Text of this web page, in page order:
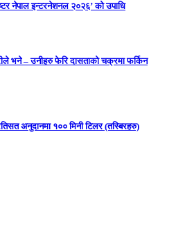
नेपाल इन्टरनेशनल २०२६’ को उपाधि
भने – उनीहरु फेरि दासताको चक्रमा फर्किन
अनुदानमा १०० मिनी टिलर (तस्बिरहरु)